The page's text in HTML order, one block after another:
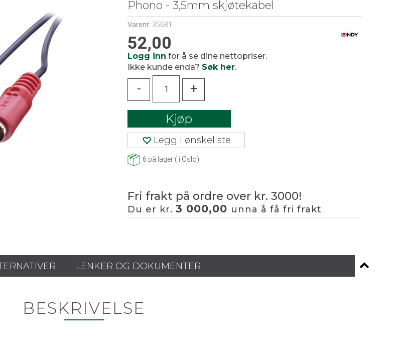
Phono - 3,5mm skjøtekabel
Varenr: 35681
52,00
Logg inn for å se dine nettopriser.
Ikke kunde enda? Søk her.
- +
Kjøp
Legg i ønskeliste
6 på lager ( i Oslo)
Fri frakt på ordre over kr. 3000!
Du er kr. 3 000,00 unna å få fri frakt
LENKER OG DOKUMENTER
BESKRIVELSE